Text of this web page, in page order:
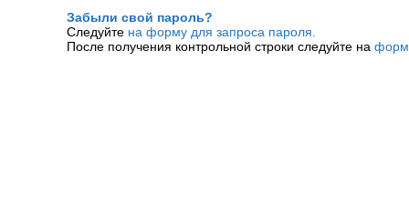
Забыли свой пароль?
Следуйте на форму для запроса пароля.
После получения контрольной строки следуйте на